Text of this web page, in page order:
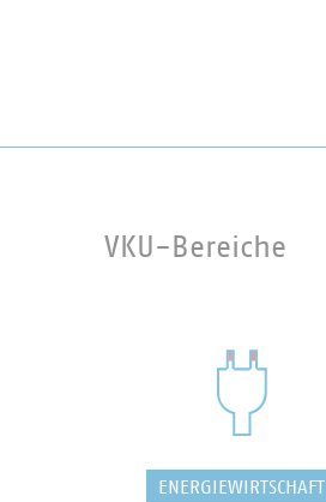
VKU-Bereiche
ENERGIEWIRTSCHAFT